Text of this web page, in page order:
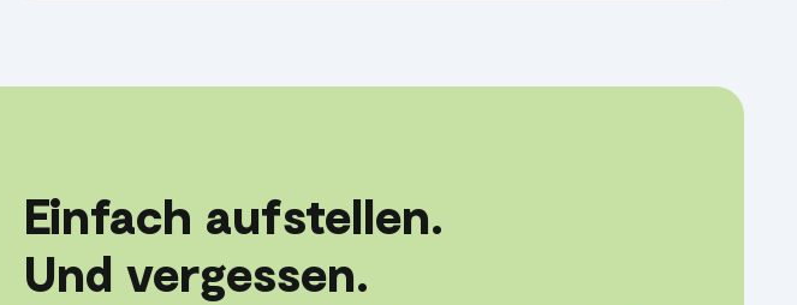
Einfach aufstellen.
Und vergessen.